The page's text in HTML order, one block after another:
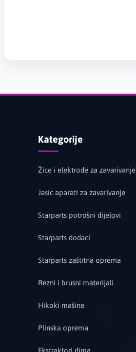
Kategorije
Žice i elektrode za zavarivanje
Jasic aparati za zavarivanje
Starparts potrošni dijelovi
Starparts dodaci
Starparts zaštitna oprema
Rezni i brusni materijali
Hikoki mašine
Plinska oprema
Ekstraktori dima